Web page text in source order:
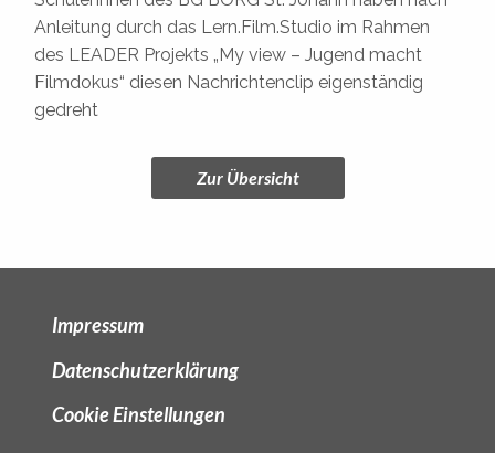
Anleitung durch das Lern.Film.Studio im Rahmen
des LEADER Projekts „My view – Jugend macht
Filmdokus“ diesen Nachrichtenclip eigenständig
gedreht
Zur Übersicht
Impressum
Datenschutzerklärung
Cookie Einstellungen